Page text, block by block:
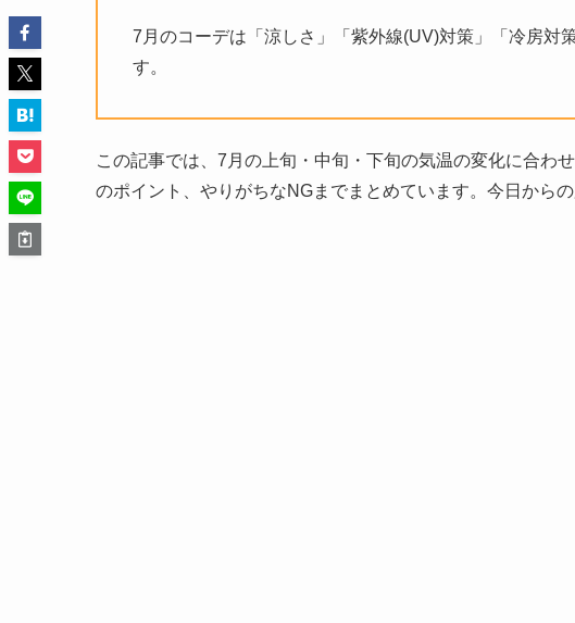
7月のコーデは「涼しさ」「紫外線(UV)対策」「冷房対
す。
この記事では、7月の上旬・中旬・下旬の気温の変化に合わ
のポイント、やりがちなNGまでまとめています。今日から